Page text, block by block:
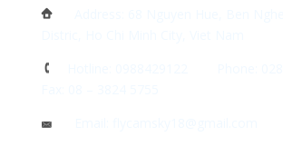
Address: 68 Nguyen Hue, Ben Nghe